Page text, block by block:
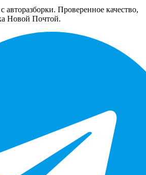
авторазборки. Проверенное качество,
Новой Почтой.